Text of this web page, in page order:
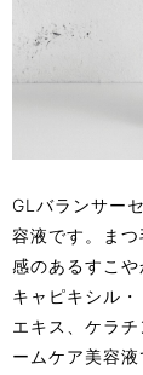
GLバランサー
容液です。ま
感のあるすこや
キャピキシル
エキス、ケラ
ームケア美容